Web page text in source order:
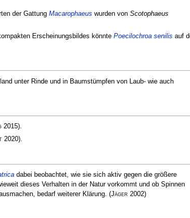
der Gattung Macarophaeus wurden von Scotophaeus
Erscheinungsbildes könnte Poecilochroa senilis auf
unter Rinde und in Baumstümpfen von Laub- wie auch
2015).
2020).
dabei beobachtet, wie sie sich aktiv gegen die größere
dieses Verhalten in der Natur vorkommt und ob Spinnen
bedarf weiterer Klärung. (Jäger 2002)